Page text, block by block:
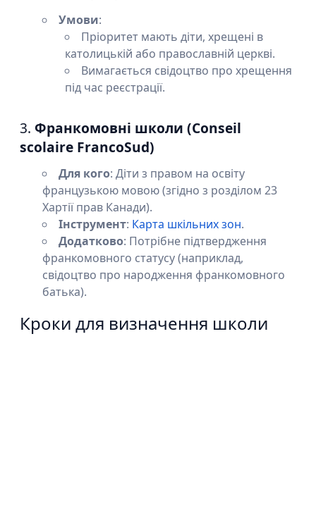
Умови:
Пріоритет мають діти, хрещені в
католицькій або православній церкві.
Вимагається свідоцтво про хрещення
під час реєстрації.
3. Франкомовні школи (Conseil
scolaire FrancoSud)
Для кого: Діти з правом на освіту
французькою мовою (згідно з розділом 23
Хартії прав Канади).
Інструмент: Карта шкільних зон.
Додатково: Потрібне підтвердження
франкомовного статусу (наприклад,
свідоцтво про народження франкомовного
батька).
Кроки для визначення школи